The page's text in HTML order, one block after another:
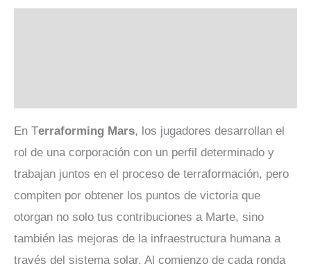
En Terraforming Mars, los jugadores desarrollan el
rol de una corporación con un perfil determinado y
trabajan juntos en el proceso de terraformación, pero
compiten por obtener los puntos de victoria que
otorgan no solo tus contribuciones a Marte, sino
también las mejoras de la infraestructura humana a
través del sistema solar. Al comienzo de cada ronda